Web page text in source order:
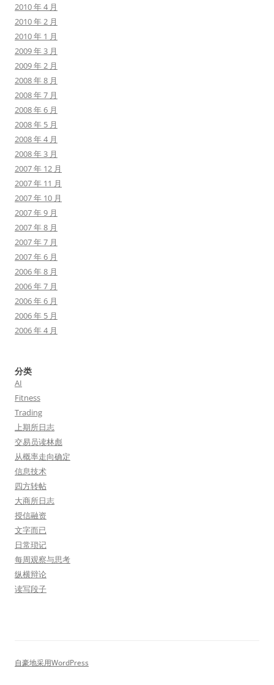
2010 年 4 月
2010 年 2 月
2010 年 1 月
2009 年 3 月
2009 年 2 月
2008 年 8 月
2008 年 7 月
2008 年 6 月
2008 年 5 月
2008 年 4 月
2008 年 3 月
2007 年 12 月
2007 年 11 月
2007 年 10 月
2007 年 9 月
2007 年 8 月
2007 年 7 月
2007 年 6 月
2006 年 8 月
2006 年 7 月
2006 年 6 月
2006 年 5 月
2006 年 4 月
分类
AI
Fitness
Trading
上期所日志
交易员读林彪
从概率走向确定
信息技术
四方转帖
大商所日志
授信融资
文字而已
日常琐记
每周观察与思考
纵横辩论
读写段子
自豪地采用WordPress